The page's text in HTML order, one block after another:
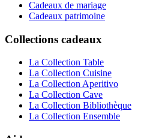
Cadeaux de mariage
Cadeaux patrimoine
Collections cadeaux
La Collection Table
La Collection Cuisine
La Collection Aperitivo
La Collection Cave
La Collection Bibliothèque
La Collection Ensemble